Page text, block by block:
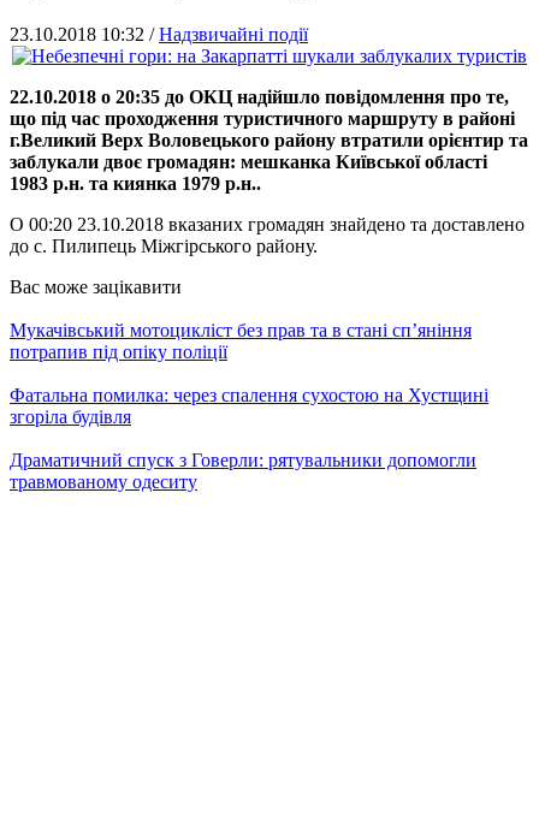
23.10.2018 10:32 /Надзвичайні події
22.10.2018 о 20:35 до ОКЦ надійшло повідомлення про те,
що під час проходження туристичного маршруту в районі
г.Великий Верх Воловецького району втратили орієнтир та
заблукали двоє громадян: мешканка Київської області
1983 р.н. та киянка 1979 р.н..
О 00:20 23.10.2018 вказаних громадян знайдено та доставлено
до с. Пилипець Міжгірського району.
Вас може зацікавити
Мукачівський мотоцикліст без прав та в стані сп’яніння
потрапив під опіку поліції
Фатальна помилка: через спалення сухостою на Хустщині
згоріла будівля
Драматичний спуск з Говерли: рятувальники допомогли
травмованому одеситу